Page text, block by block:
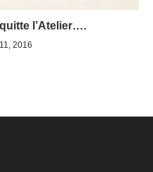
l’Atelier….
2016